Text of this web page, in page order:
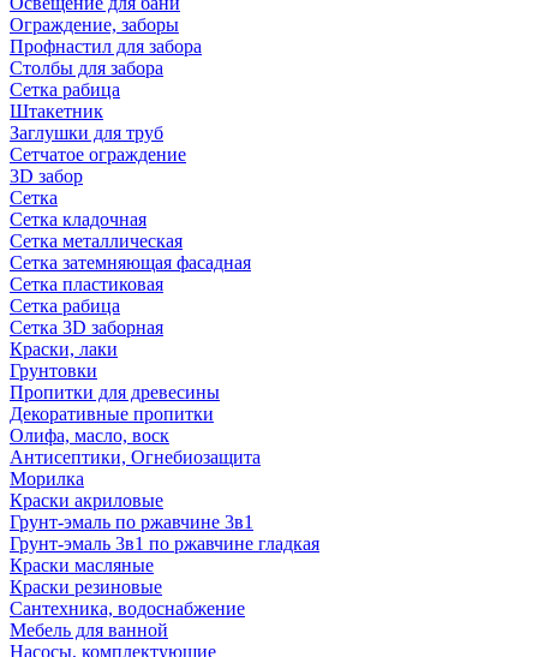
Ограждение, заборы
Профнастил для забора
Столбы для забора
Сетка рабица
Штакетник
Заглушки для труб
Сетчатое ограждение
3D забор
Сетка
Сетка кладочная
Сетка металлическая
Сетка затемняющая фасадная
Сетка пластиковая
Сетка рабица
Сетка 3D заборная
Краски, лаки
Грунтовки
Пропитки для древесины
Декоративные пропитки
Олифа, масло, воск
Антисептики, Огнебиозащита
Морилка
Краски акриловые
Грунт-эмаль по ржавчине 3в1
Грунт-эмаль 3в1 по ржавчине гладкая
Краски масляные
Краски резиновые
Сантехника, водоснабжение
Мебель для ванной
Насосы, комплектующие